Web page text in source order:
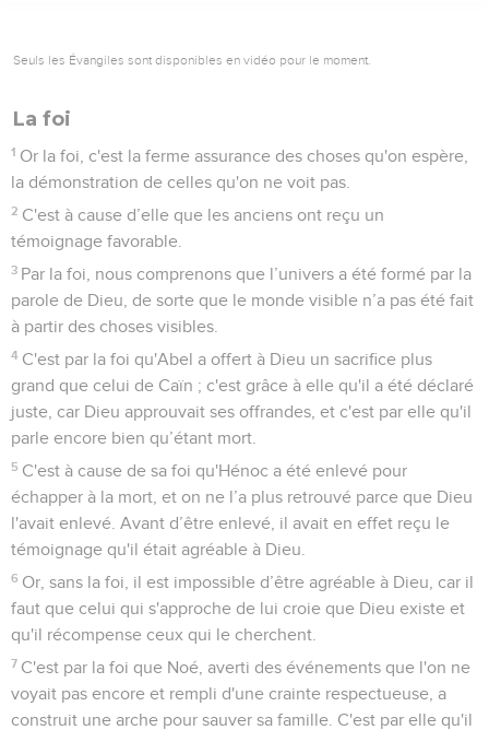
Seuls les Évangiles sont disponibles en vidéo pour le moment.
La foi
1 Or la foi, c'est la ferme assurance des choses qu'on espère,
la démonstration de celles qu'on ne voit pas.
2 C'est à cause d’elle que les anciens ont reçu un
témoignage favorable.
3 Par la foi, nous comprenons que l’univers a été formé par la
parole de Dieu, de sorte que le monde visible n’a pas été fait
à partir des choses visibles.
4 C'est par la foi qu'Abel a offert à Dieu un sacrifice plus
grand que celui de Caïn ; c'est grâce à elle qu'il a été déclaré
juste, car Dieu approuvait ses offrandes, et c'est par elle qu'il
parle encore bien qu’étant mort.
5 C'est à cause de sa foi qu'Hénoc a été enlevé pour
échapper à la mort, et on ne l’a plus retrouvé parce que Dieu
l'avait enlevé. Avant d’être enlevé, il avait en effet reçu le
témoignage qu'il était agréable à Dieu.
6 Or, sans la foi, il est impossible d’être agréable à Dieu, car il
faut que celui qui s'approche de lui croie que Dieu existe et
qu'il récompense ceux qui le cherchent.
7 C'est par la foi que Noé, averti des événements que l'on ne
voyait pas encore et rempli d'une crainte respectueuse, a
construit une arche pour sauver sa famille. C'est par elle qu'il